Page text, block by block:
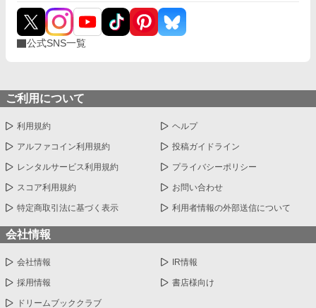
公式SNS一覧
ご利用について
利用規約 ヘルプ
アルファコイン利用規約 投稿ガイドライン
レンタルサービス利用規約 プライバシーポリシー
スコア利用規約 お問い合わせ
特定商取引法に基づく表示 利用者情報の外部送信について
会社情報
会社情報 IR情報
採用情報 書店様向け
ドリームブッククラブ